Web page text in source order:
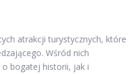
atrakcji turystycznych, które
Wśród nich
bogatej historii, jak i